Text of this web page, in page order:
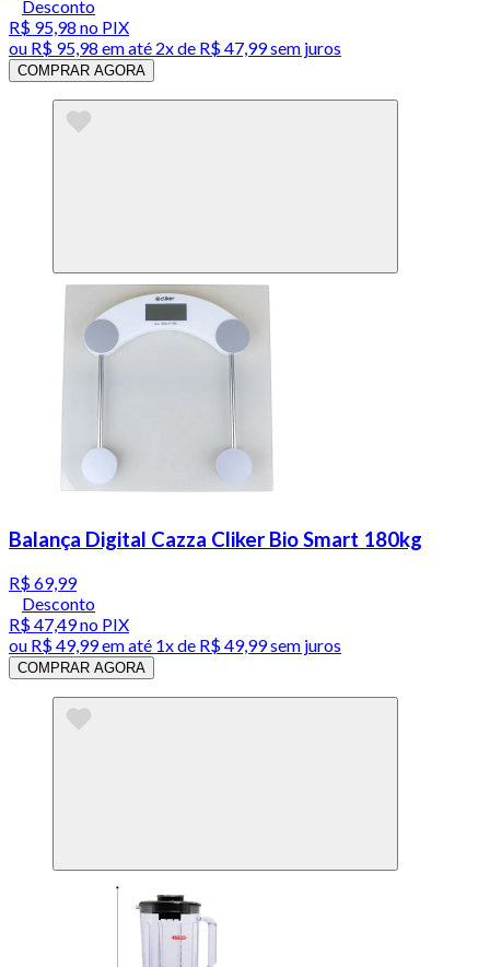
Desconto
R$ 95,98 no PIX
ou R$ 95,98 em até 2x de R$ 47,99 sem juros
COMPRAR AGORA
Balança Digital Cazza Cliker Bio Smart 180kg
R$ 69,99
Desconto
R$ 47,49no PIX
ou R$ 49,99em até 1x de R$ 49,99sem juros
COMPRAR AGORA